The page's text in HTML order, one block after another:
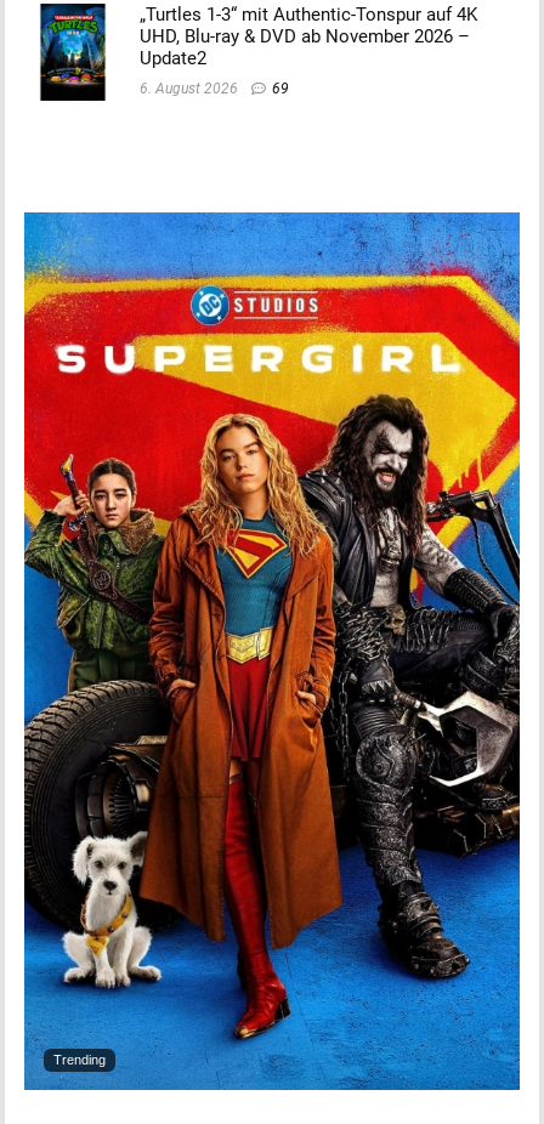
„Turtles 1-3“ mit Authentic-Tonspur auf 4K
UHD, Blu-ray & DVD ab November 2026 –
Update2
6. August 2026 69
Trending